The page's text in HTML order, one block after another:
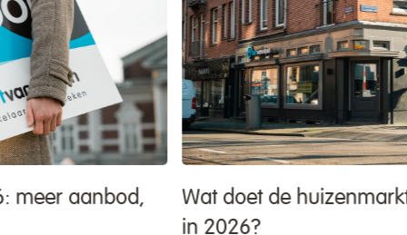
Wat doet de huizenmarkt in Amsterdam